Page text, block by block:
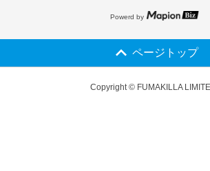
Powerd by
ページトップ
Copyright © FUMAKILLA